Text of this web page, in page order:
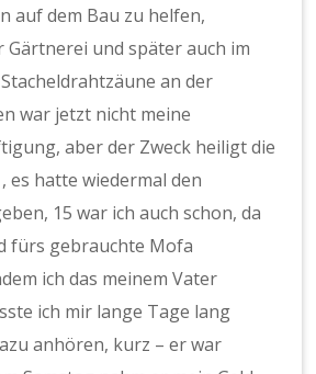
auf dem Bau zu helfen,
und später auch im
an der
war jetzt nicht meine
aber der Zweck heiligt die
es hatte wiedermal den
15 war ich auch schon, da
fürs gebrauchte Mofa
ich das meinem Vater
ich mir lange Tage lang
anhören, kurz – er war